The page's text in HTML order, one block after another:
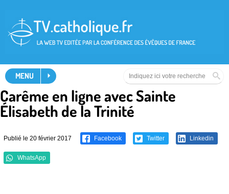
MENU
Carême en ligne avec Sainte
Élisabeth de la Trinité
Publié le 20 février 2017 Facebook Twitter Linkedin
WhatsApp